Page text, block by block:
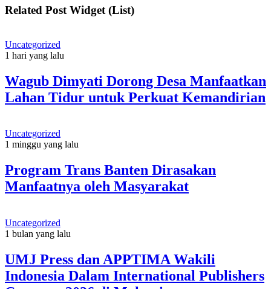
Related Post Widget (List)
Uncategorized
1 hari yang lalu
Wagub Dimyati Dorong Desa Manfaatkan
Lahan Tidur untuk Perkuat Kemandirian
Uncategorized
1 minggu yang lalu
Program Trans Banten Dirasakan
Manfaatnya oleh Masyarakat
Uncategorized
1 bulan yang lalu
UMJ Press dan APPTIMA Wakili
Indonesia Dalam International Publishers